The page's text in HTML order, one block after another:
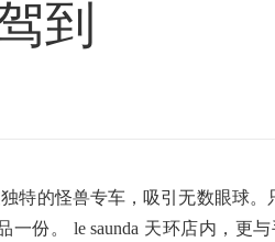
到
特的怪兽专车，吸引无数眼球
份。 le saunda 天环店内，更